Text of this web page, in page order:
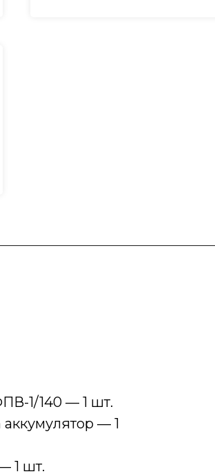
1/140 — 1 шт.
— 1
1 шт.